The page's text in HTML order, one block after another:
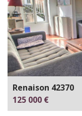
Renaison 42370
125 000 €